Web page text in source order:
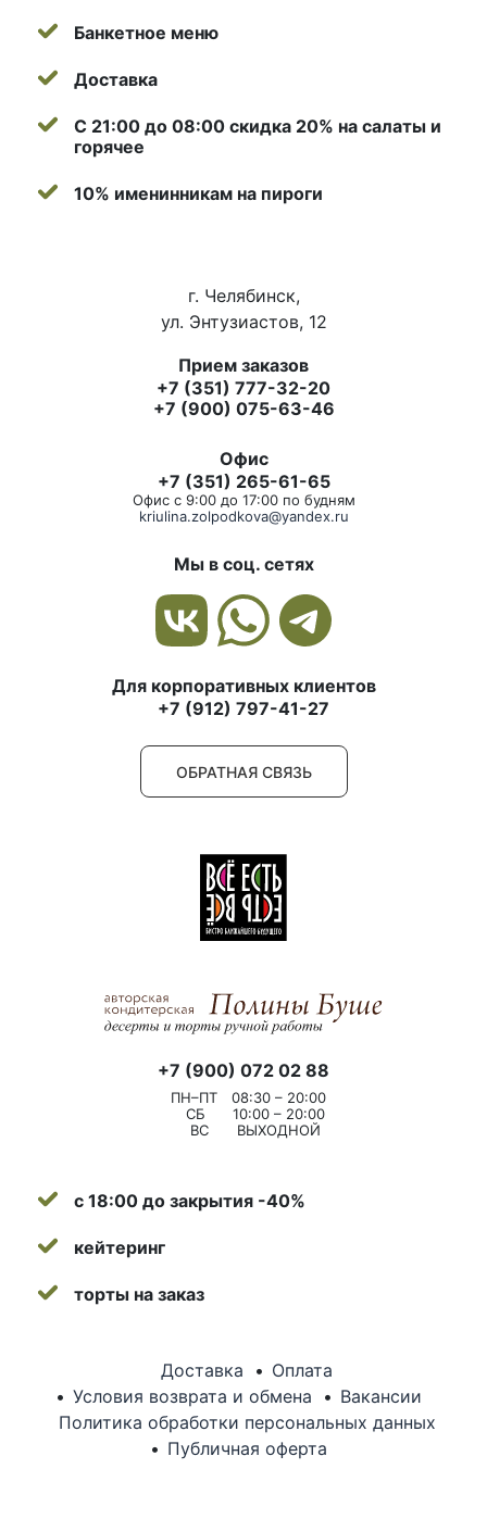
Банкетное меню
Доставка
С 21:00 до 08:00 скидка 20% на салаты и
горячее
10% именинникам на пироги
г. Челябинск,
ул. Энтузиастов, 12
Прием заказов
+7 (351) 777-32-20
+7 (900) 075-63-46
Офис
+7 (351) 265-61-65
Офис с 9:00 до 17:00 по будням
kriulina.zolpodkova@yandex.ru
Мы в соц. сетях
Для корпоративных клиентов
+7 (912) 797-41-27
ОБРАТНАЯ СВЯЗЬ
+7 (900) 072 02 88
ПН–ПТ
08:30 – 20:00
СБ
10:00 – 20:00
ВС
ВЫХОДНОЙ
с 18:00 до закрытия -40%
кейтеринг
торты на заказ
Доставка
Оплата
Условия возврата и обмена
Вакансии
Политика обработки персональных данных
Публичная оферта